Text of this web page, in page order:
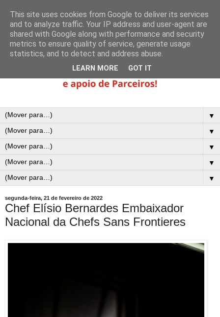
▼
▼
▼
▼
▼
segunda-feira, 21 de fevereiro de 2022
Chef Elísio Bernardes Embaixador
Nacional da Chefs Sans Frontieres
This site uses cookies from Google to deliver its services
and to analyze traffic. Your IP address and user-agent are
shared with Google along with performance and security
metrics to ensure quality of service, generate usage
statistics, and to detect and address abuse.
LEARN MORE GOT IT